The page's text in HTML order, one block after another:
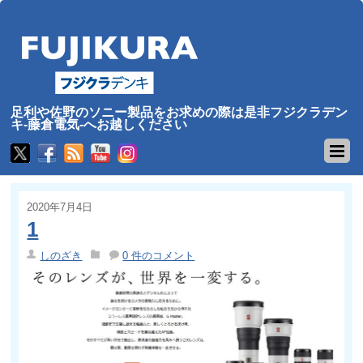
足利や佐野のソニー製品をお求めの際は是非フジクラデン
キ-藤倉電気-へお越しください
2020年7月4日
1
しのざき 0 件のコメント